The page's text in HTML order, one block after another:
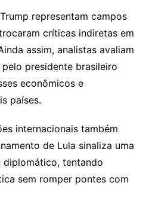
representam campos
críticas indiretas em
assim, analistas avaliam
presidente brasileiro
econômicos e
países.
internacionais também
de Lula sinaliza uma
tentando
sem romper pontes com